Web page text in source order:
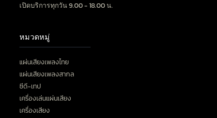
เปิดบริการทุกวัน 9.00 - 18.00 น.
หมวดหมู่
แผ่นเสียงเพลงไทย
แผ่นเสียงเพลงสากล
ซีดี-เทป
เครื่องเล่นแผ่นเสียง
เครื่องเสียง